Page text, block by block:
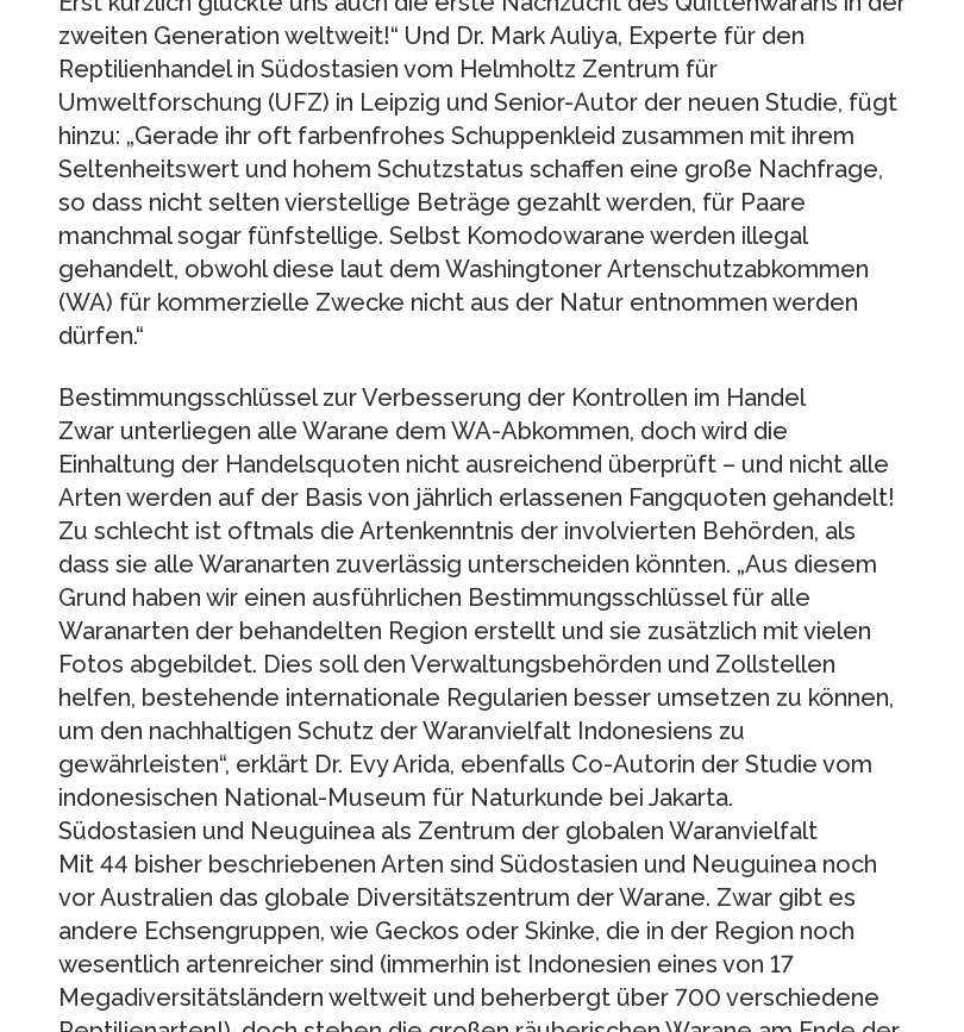
zweiten Generation weltweit!“ Und Dr. Mark Auliya, Experte für den
Reptilienhandel in Südostasien vom Helmholtz Zentrum für
Umweltforschung (UFZ) in Leipzig und Senior-Autor der neuen Studie, fügt
hinzu: „Gerade ihr oft farbenfrohes Schuppenkleid zusammen mit ihrem
Seltenheitswert und hohem Schutzstatus schaffen eine große Nachfrage,
so dass nicht selten vierstellige Beträge gezahlt werden, für Paare
manchmal sogar fünfstellige. Selbst Komodowarane werden illegal
gehandelt, obwohl diese laut dem Washingtoner Artenschutzabkommen
(WA) für kommerzielle Zwecke nicht aus der Natur entnommen werden
dürfen.“
Bestimmungsschlüssel zur Verbesserung der Kontrollen im Handel
Zwar unterliegen alle Warane dem WA-Abkommen, doch wird die
Einhaltung der Handelsquoten nicht ausreichend überprüft – und nicht alle
Arten werden auf der Basis von jährlich erlassenen Fangquoten gehandelt!
Zu schlecht ist oftmals die Artenkenntnis der involvierten Behörden, als
dass sie alle Waranarten zuverlässig unterscheiden könnten. „Aus diesem
Grund haben wir einen ausführlichen Bestimmungsschlüssel für alle
Waranarten der behandelten Region erstellt und sie zusätzlich mit vielen
Fotos abgebildet. Dies soll den Verwaltungsbehörden und Zollstellen
helfen, bestehende internationale Regularien besser umsetzen zu können,
um den nachhaltigen Schutz der Waranvielfalt Indonesiens zu
gewährleisten“, erklärt Dr. Evy Arida, ebenfalls Co-Autorin der Studie vom
indonesischen National-Museum für Naturkunde bei Jakarta.
Südostasien und Neuguinea als Zentrum der globalen Waranvielfalt
Mit 44 bisher beschriebenen Arten sind Südostasien und Neuguinea noch
vor Australien das globale Diversitätszentrum der Warane. Zwar gibt es
andere Echsengruppen, wie Geckos oder Skinke, die in der Region noch
wesentlich artenreicher sind (immerhin ist Indonesien eines von 17
Megadiversitätsländern weltweit und beherbergt über 700 verschiedene